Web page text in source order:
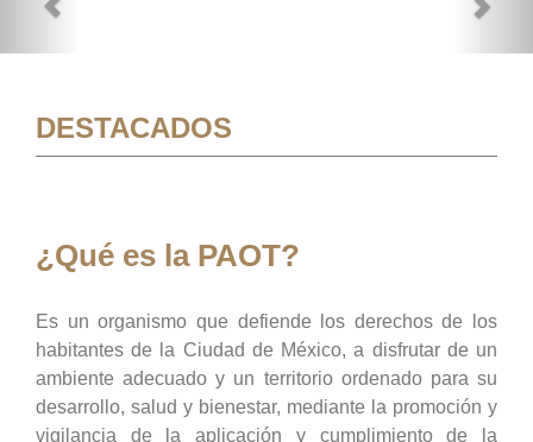
DESTACADOS
¿Qué es la PAOT?
Es un organismo que defiende los derechos de los
habitantes de la Ciudad de México, a disfrutar de un
ambiente adecuado y un territorio ordenado para su
desarrollo, salud y bienestar, mediante la promoción y
vigilancia de la aplicación y cumplimiento de la